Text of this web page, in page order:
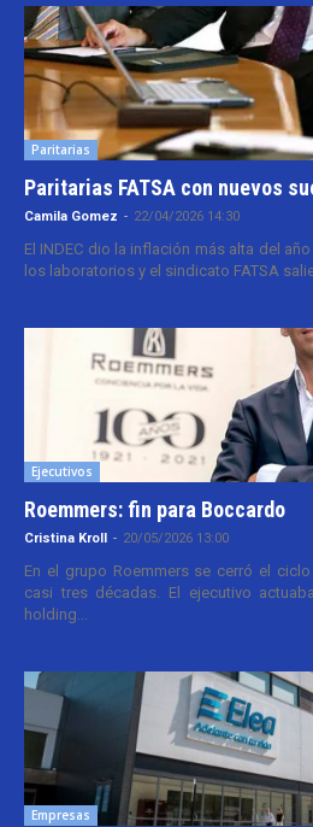
Paritarias
Paritarias FATSA con nuevos
Camila Gomez - 22/04/2026 14:30
El INDEC dio la inflación más alta del
los laboratorios y el sindicato FATSA
Ejecutivos
Roemmers: fin para Boccardo
Cristina Kroll - 20/05/2026 13:00
En el grupo Roemmers se cerró el
casi tres décadas. El ejecutivo
holding...
Empresas